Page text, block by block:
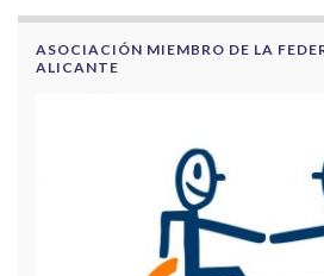
ASOCIACIÓN MIEMBRO DE LA
ALICANTE